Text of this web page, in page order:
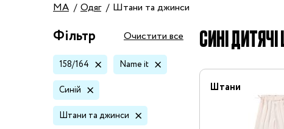
Штани та джинси
Верхній одяг
Жакети та піджаки
Кардигани та світшоти
Колготи та шкарпетки
Комбінезони,
комплекти, боді
MA
Одяг Штани та джинси
Фільтр Очистити все
158/164 Name it
Синій
Штани та джинси
СИНІ
Штани